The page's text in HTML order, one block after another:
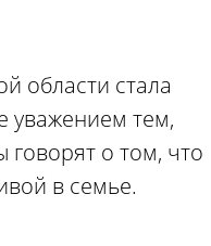
области стала
уважением тем,
о том, что
в семье.